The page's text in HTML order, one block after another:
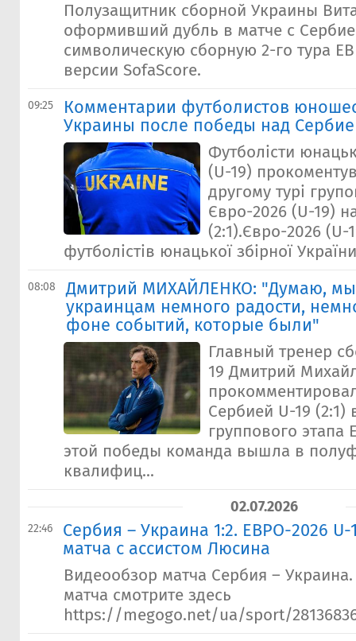
Полузащитник сборной Украины
оформивший дубль в матче с
символическую сборную 2-го тура
версии SofaScore.
09:25
Комментарии футболистов
Украины после победы над
Футболісти
(U-19)
другому турі
Євро-2026 (U-19)
(2:1).Євро-2026 (U-
футболістів юнацької збірної
08:08
Дмитрий МИХАЙЛЕНКО: "Думаю, мы
украинцам немного радости,
фоне событий, которые были"
Главный тренер
19 Дмитрий
Сербией U-19 (2:1)
группового этапа
этой победы команда вышла в
квалифиц...
02.07.2026
22:46
Сербия – Украина 1:2. ЕВРО-2026
матча с ассистом Люсина
Видеообзор матча Сербия –
матча смотрите здесь
https://megogo.net/ua/sport/